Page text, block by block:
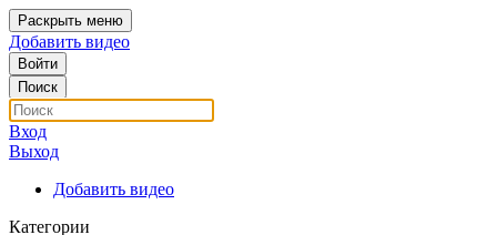
Раскрыть меню
Добавить видео
Войти
Поиск
Вход
Выход
Добавить видео
Категории